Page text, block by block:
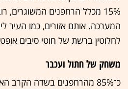
15% מכלל הרחפנים
המערכה. אותם אזורים, כמו העיר
לחלוטין ברשת של חוטי סיבים
משחק של חתול ועכבר
כ־85% מהרחפנים בשדה הקרב